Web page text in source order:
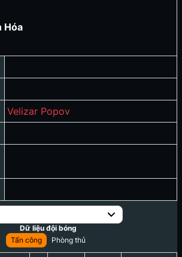
Hóa
Velizar Popov
Dữ liệu đội bóng
Tấn công
Phòng thủ